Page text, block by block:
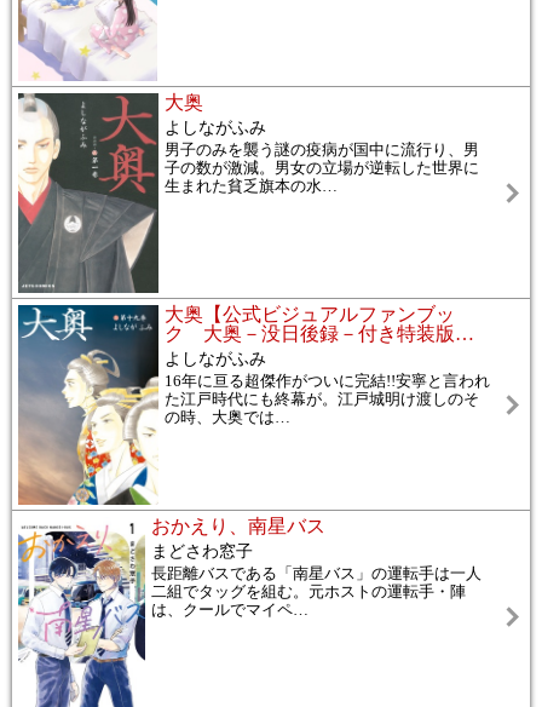
大奥
よしながふみ
男子のみを襲う謎の疫病が国中に流行り、男
子の数が激減。男女の立場が逆転した世界に
生まれた貧乏旗本の水…
大奥【公式ビジュアルファンブッ
ク 大奥－没日後録－付き特装版…
よしながふみ
16年に亘る超傑作がついに完結!!安寧と言われ
た江戸時代にも終幕が。江戸城明け渡しのそ
の時、大奥では…
おかえり、南星バス
まどさわ窓子
長距離バスである「南星バス」の運転手は一人
二組でタッグを組む。元ホストの運転手・陣
は、クールでマイペ…